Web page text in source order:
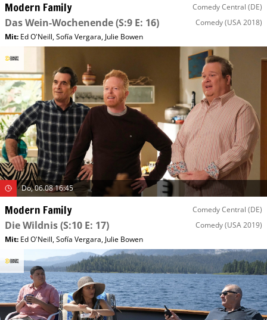
Modern Family Comedy Central (DE)
Das Wein-Wochenende(S:9 E: 16) Comedy(USA 2018)
Mit: Ed O'Neill,Sofía Vergara, Julie Bowen
Do, 06.08 16:45
Modern Family Comedy Central (DE)
Die Wildnis(S:10 E: 17) Comedy(USA 2019)
Mit: Ed O'Neill,Sofía Vergara, Julie Bowen